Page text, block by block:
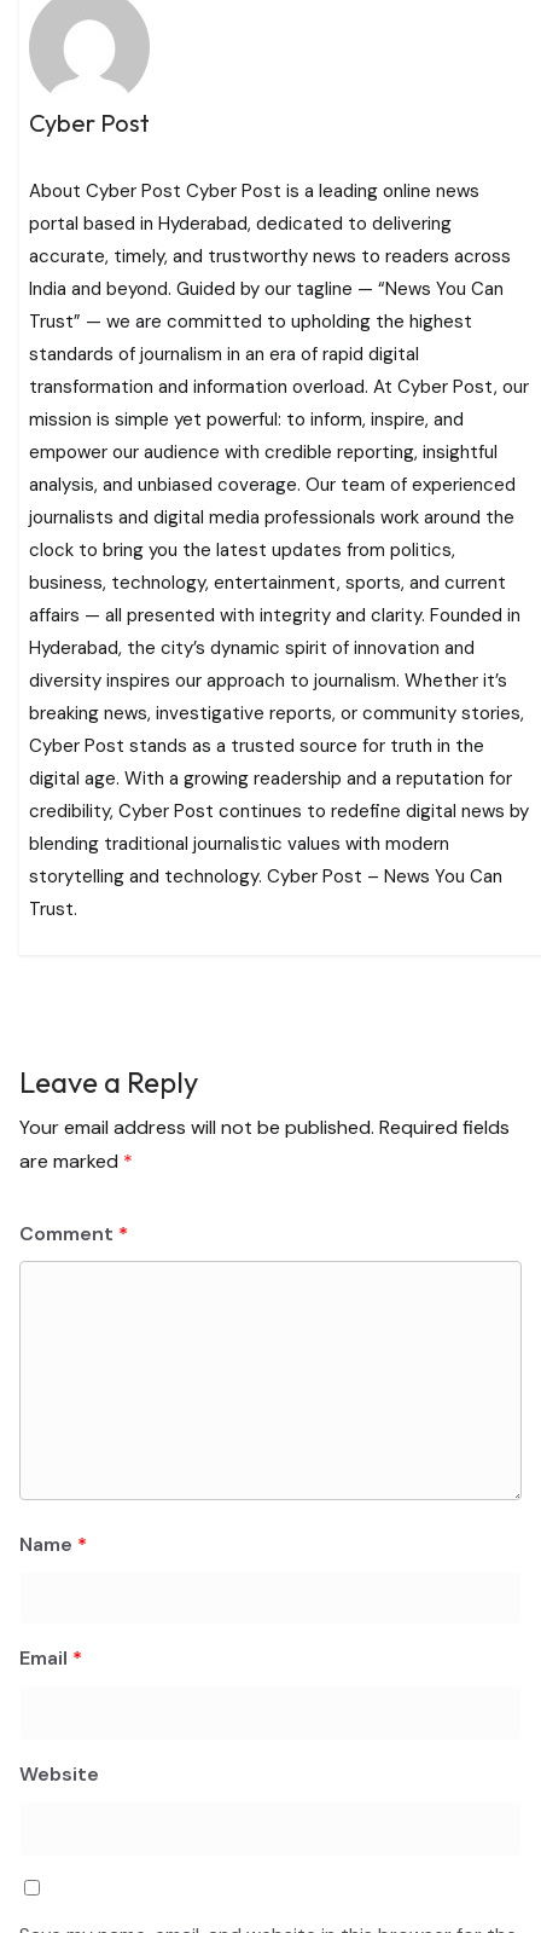
Cyber Post
About Cyber Post Cyber Post is a leading online news
portal based in Hyderabad, dedicated to delivering
accurate, timely, and trustworthy news to readers across
India and beyond. Guided by our tagline — “News You Can
Trust” — we are committed to upholding the highest
standards of journalism in an era of rapid digital
transformation and information overload. At Cyber Post, our
mission is simple yet powerful: to inform, inspire, and
empower our audience with credible reporting, insightful
analysis, and unbiased coverage. Our team of experienced
journalists and digital media professionals work around the
clock to bring you the latest updates from politics,
business, technology, entertainment, sports, and current
affairs — all presented with integrity and clarity. Founded in
Hyderabad, the city’s dynamic spirit of innovation and
diversity inspires our approach to journalism. Whether it’s
breaking news, investigative reports, or community stories,
Cyber Post stands as a trusted source for truth in the
digital age. With a growing readership and a reputation for
credibility, Cyber Post continues to redefine digital news by
blending traditional journalistic values with modern
storytelling and technology. Cyber Post – News You Can
Trust.
Leave a Reply
Your email address will not be published. Required fields
are marked *
Comment *
Name *
Email *
Website